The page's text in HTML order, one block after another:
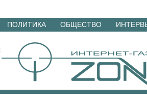
Перейти
материалам
ПОЛИТИКА ОБЩЕСТВО